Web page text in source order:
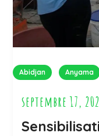
Abidjan Anyama
septembre 17,